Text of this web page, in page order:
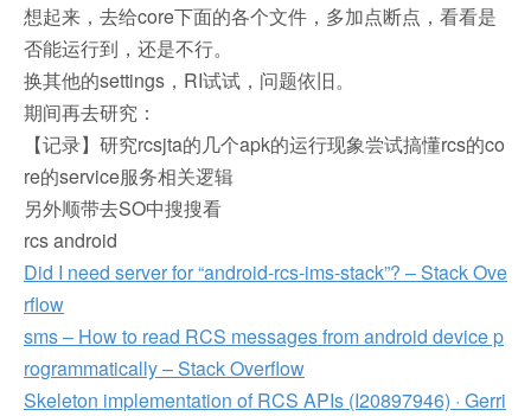
想起来，去给core下面的各个文件，多加点断点，看看是
否能运行到， 还是不行。
换其他的settings，RI试试，问题依旧。
期间再去研究：
【记录】研究rcsjta的几个apk的运行现象尝试搞懂rcs的co
re的service服务相关逻辑
另外顺带去SO中搜搜看
rcs android
Did I need server for “android-rcs-ims-stack”? – Stack Ove
rflow
sms – How to read RCS messages from android device p
rogrammatically – Stack Overflow
Skeleton implementation of RCS APIs (I20897946) · Gerri